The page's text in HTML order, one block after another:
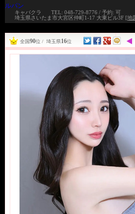
ルパン
キャバクラ
TEL: 048-729-8776 / 予約: 可
埼玉県さいたま市大宮区仲町1-17 大東ビル3F [地
全国90位 / 埼玉県16位